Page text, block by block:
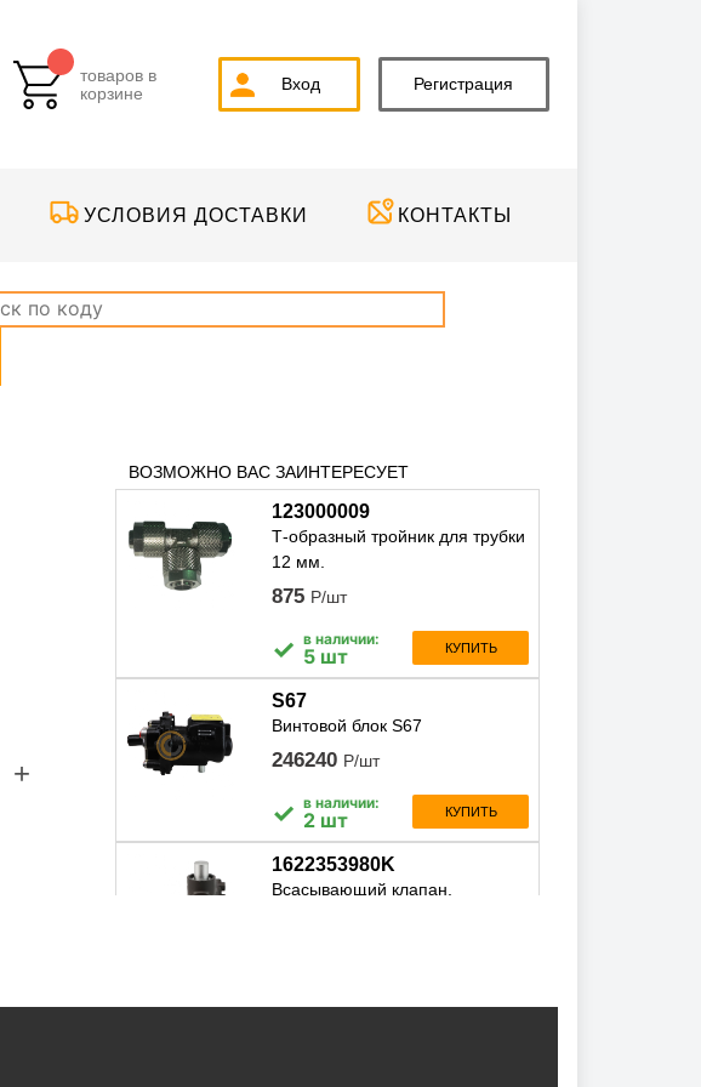
товаров в
корзине
Вход Регистрация
УСЛОВИЯ ДОСТАВКИ КОНТАКТЫ
+
ВОЗМОЖНО ВАС ЗАИНТЕРЕСУЕТ
123000009
Т-образный тройник для трубки
12 мм.
875 Р/шт
✓ в наличии:
5 шт КУПИТЬ
S67
Винтовой блок S67
246240 Р/шт
✓ в наличии:
2 шт КУПИТЬ
1622353980K
Всасывающий клапан,
✓ 4 шт